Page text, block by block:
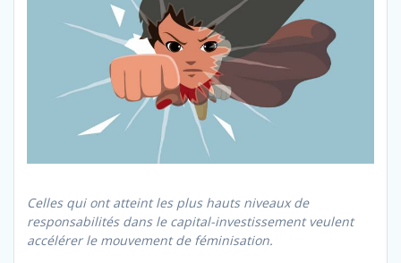
Celles qui ont atteint les plus hauts niveaux de
responsabilités dans le capital-investissement veulent
accélérer le mouvement de féminisation.